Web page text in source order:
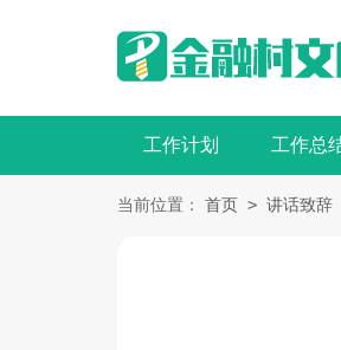
工作计划 工作总
当前位置： 首页 > 讲话致辞